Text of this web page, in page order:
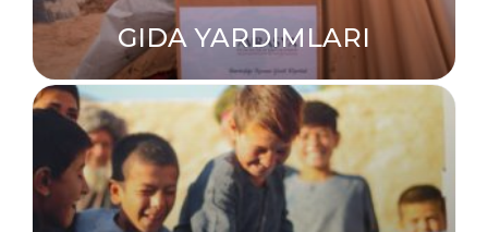
GIDA YARDIMLARI